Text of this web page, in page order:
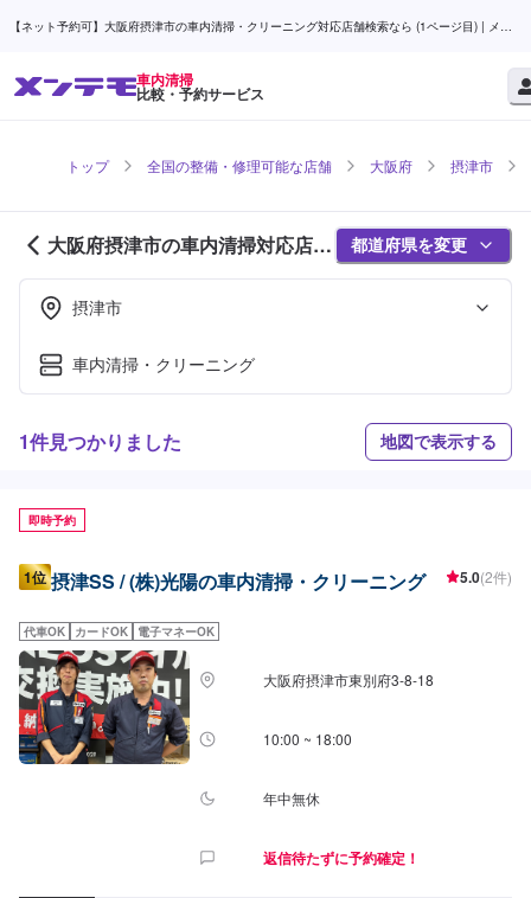
【ネット予約可】大阪府摂津市の車内清掃・クリーニング対応店舗検索なら (1ページ目) | メン
車内清掃
比較・予約サービス
トップ 全国の整備・修理可能な店舗 大阪府 摂津市
大阪府摂津市の車内清掃対応店舗
紹介 (1ページ目)
都道府県を変更
摂津市
車内清掃・クリーニング
1件見つかりました 地図で表示する
即時予約
1位 摂津SS / (株)光陽の車内清掃・クリーニング 5.0(2件)
代車OK カードOK 電子マネーOK
大阪府摂津市東別府3-8-18
10:00 ~ 18:00
年中無休
返信待たずに予約確定！